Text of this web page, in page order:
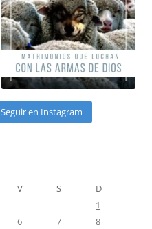
Seguir en Instagram
V S
D
1
6 7
8